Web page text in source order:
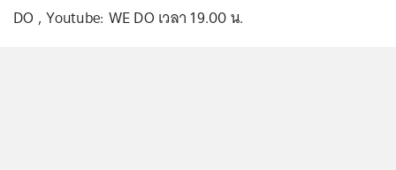
DO , Youtube: WE DO เวลา 19.00 น.